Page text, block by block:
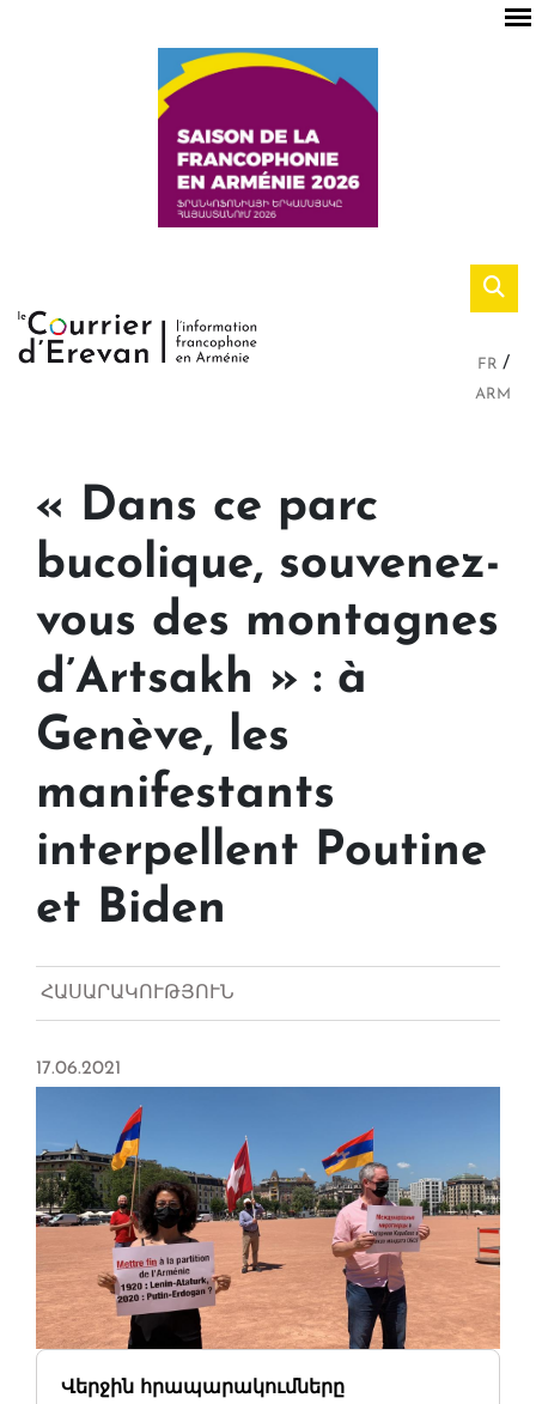
FR
ARM
« Dans ce parc
bucolique, souvenez-
vous des montagnes
d’Artsakh » : à
Genève, les
manifestants
interpellent Poutine
et Biden
ՀԱՍԱՐԱԿՈՒԹՅՈՒՆ
17.06.2021
Վերջին հրապարակումները